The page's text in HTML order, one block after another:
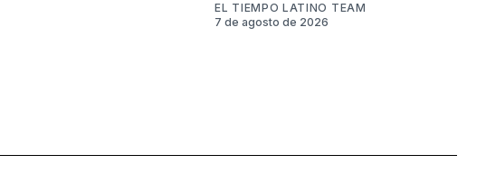
EL TIEMPO LATINO TEAM
7 de agosto de 2026